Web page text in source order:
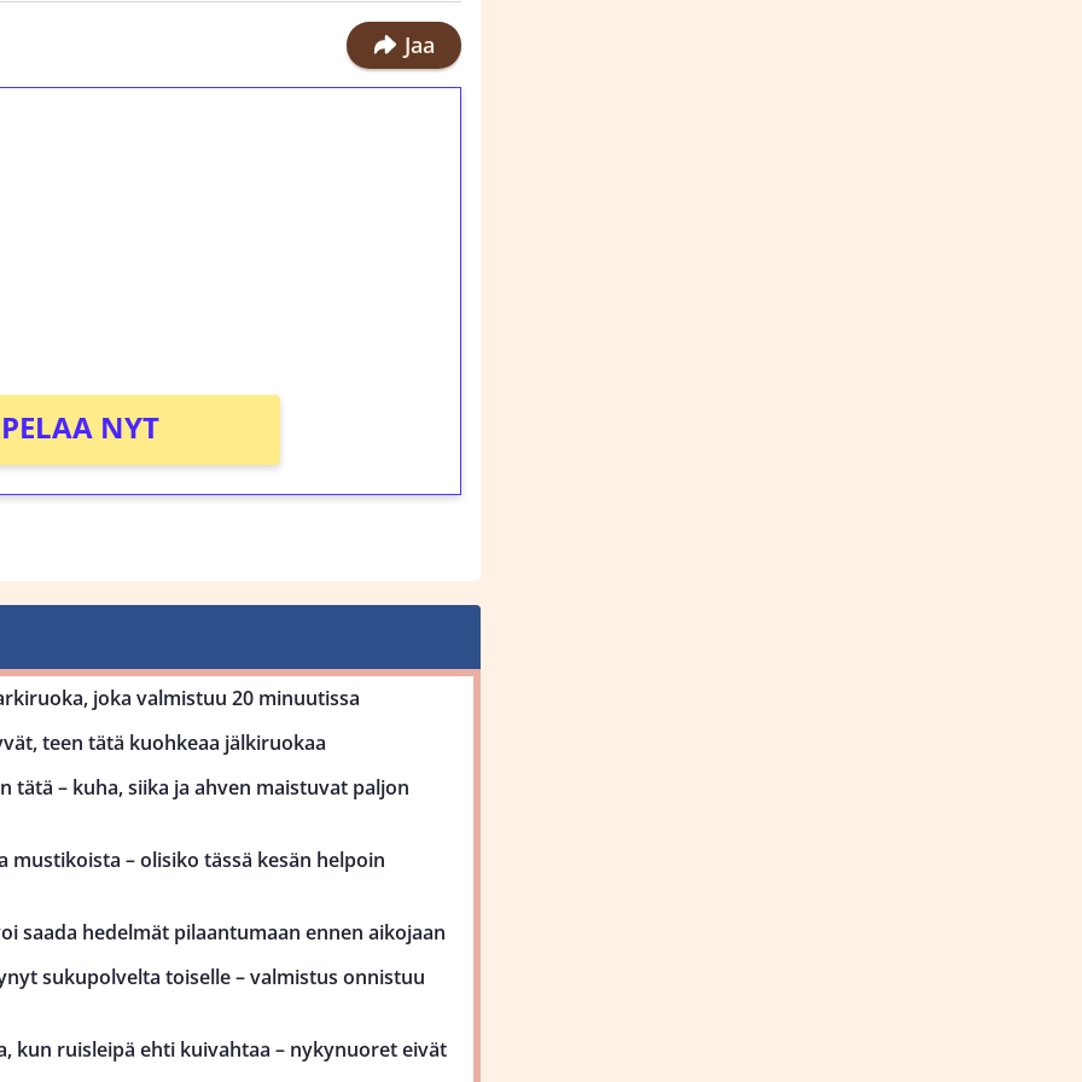
Jaa
PELAA NYT
joka valmistuu 20 minuutissa
teen tätä kuohkeaa jälkiruokaa
tätä – kuha, siika ja ahven maistuvat paljon
mustikoista – olisiko tässä kesän helpoin
saada hedelmät pilaantumaan ennen aikojaan
sukupolvelta toiselle – valmistus onnistuu
kun ruisleipä ehti kuivahtaa – nykynuoret eivät